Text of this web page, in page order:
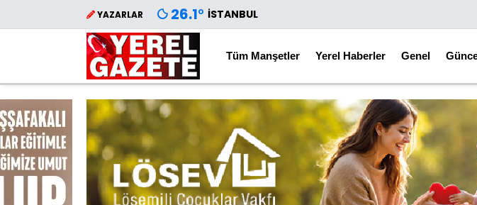
YAZARLAR 26.1° İSTANBUL
Tüm Manşetler Yerel Haberler Genel